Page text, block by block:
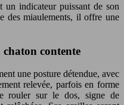
un indicateur puissant de son
des miaulements, il offre une
chaton contente
une posture détendue, avec
relevée, parfois en forme
rouler sur le dos, signe de